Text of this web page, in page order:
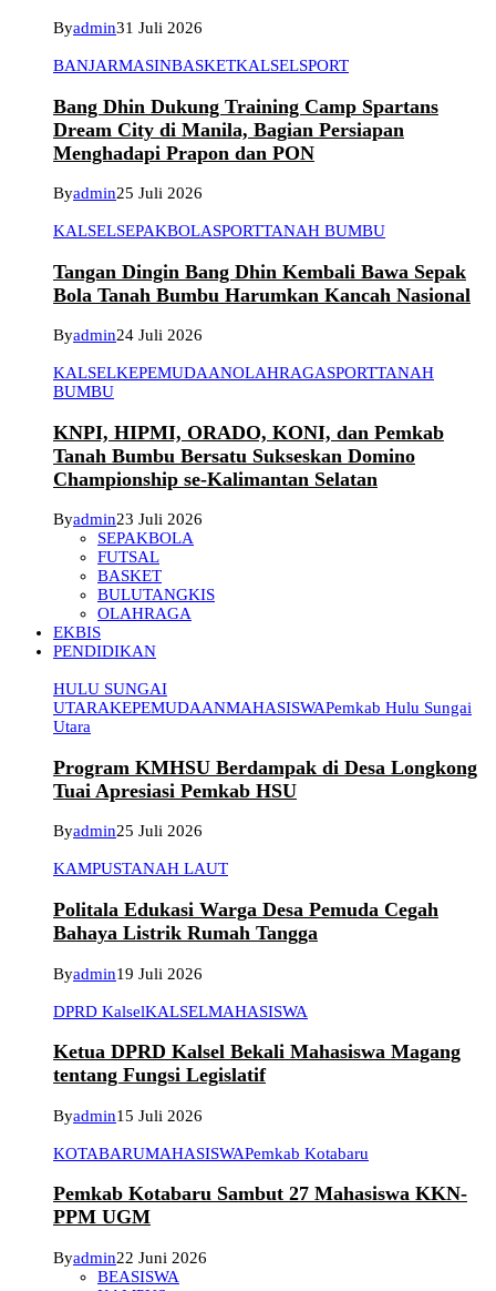
Byadmin31 Juli 2026
BANJARMASINBASKETKALSELSPORT
Bang Dhin Dukung Training Camp Spartans
Dream City di Manila, Bagian Persiapan
Menghadapi Prapon dan PON
Byadmin25 Juli 2026
KALSELSEPAKBOLASPORTTANAH BUMBU
Tangan Dingin Bang Dhin Kembali Bawa Sepak
Bola Tanah Bumbu Harumkan Kancah Nasional
Byadmin24 Juli 2026
KALSELKEPEMUDAANOLAHRAGASPORTTANAH
BUMBU
KNPI, HIPMI, ORADO, KONI, dan Pemkab
Tanah Bumbu Bersatu Sukseskan Domino
Championship se-Kalimantan Selatan
Byadmin23 Juli 2026
SEPAKBOLA
FUTSAL
BASKET
BULUTANGKIS
OLAHRAGA
EKBIS
PENDIDIKAN
HULU SUNGAI
UTARAKEPEMUDAANMAHASISWAPemkab Hulu Sungai
Utara
Program KMHSU Berdampak di Desa Longkong
Tuai Apresiasi Pemkab HSU
Byadmin25 Juli 2026
KAMPUSTANAH LAUT
Politala Edukasi Warga Desa Pemuda Cegah
Bahaya Listrik Rumah Tangga
Byadmin19 Juli 2026
DPRD KalselKALSELMAHASISWA
Ketua DPRD Kalsel Bekali Mahasiswa Magang
tentang Fungsi Legislatif
Byadmin15 Juli 2026
KOTABARUMAHASISWAPemkab Kotabaru
Pemkab Kotabaru Sambut 27 Mahasiswa KKN-
PPM UGM
Byadmin22 Juni 2026
BEASISWA